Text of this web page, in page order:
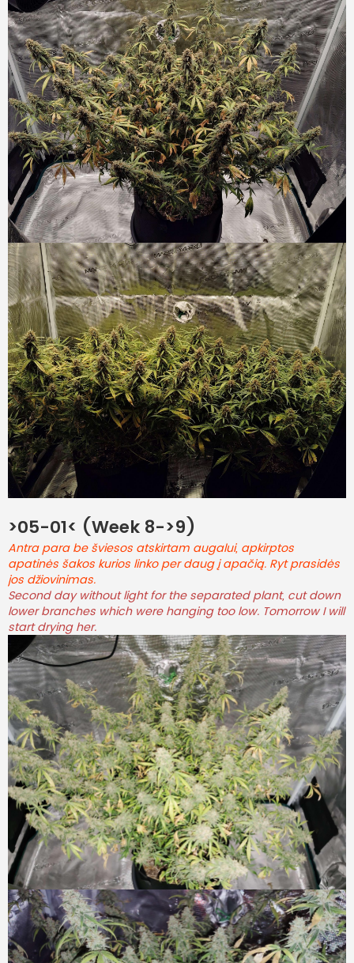
>05-01< (Week 8->9)
Antra para be šviesos atskirtam augalui, apkirptos
apatinės šakos kurios linko per daug į apačią. Ryt prasidės
jos džiovinimas.
Second day without light for the separated plant, cut down
lower branches which were hanging too low. Tomorrow I will
start drying her.